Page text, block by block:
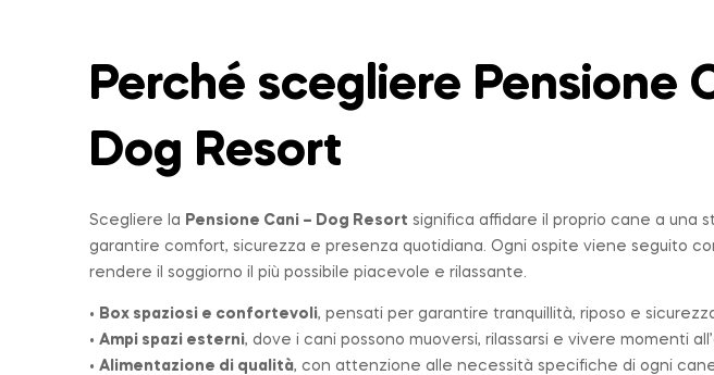
Perché scegliere Pensione
Dog Resort
Scegliere la Pensione Cani – Dog Resort significa affidare il proprio cane a una
garantire comfort, sicurezza e presenza quotidiana. Ogni ospite viene seguito
rendere il soggiorno il più possibile piacevole e rilassante.
• Box spaziosi e confortevoli, pensati per garantire tranquillità, riposo e
• Ampi spazi esterni, dove i cani possono muoversi, rilassarsi e vivere momenti
• Alimentazione di qualità, con attenzione alle necessità specifiche di ogni